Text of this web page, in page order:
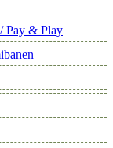
Pay & Play